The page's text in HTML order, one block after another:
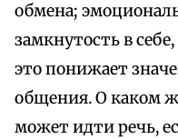
обмена;
замкнутость в
это понижает
общения. О каком
может идти речь,